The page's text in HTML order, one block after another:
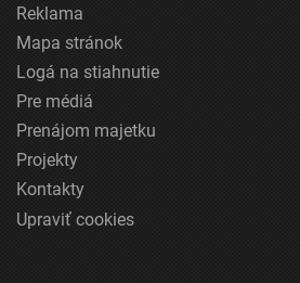
Reklama
Mapa stránok
Logá na stiahnutie
Pre médiá
Prenájom majetku
Projekty
Kontakty
Upraviť cookies